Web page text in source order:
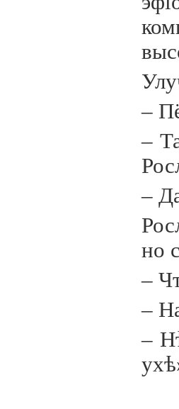
–
–
–
но
–
–
–